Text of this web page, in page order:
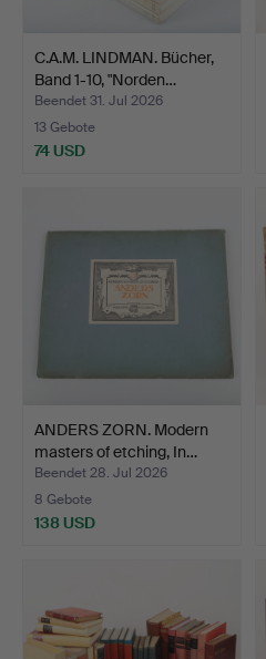
C.A.M. LINDMAN. Bücher,
Band 1-10, "Norden…
Beendet 31. Jul 2026
13 Gebote
74 USD
ANDERS ZORN. Modern
masters of etching, In…
Beendet 28. Jul 2026
8 Gebote
138 USD